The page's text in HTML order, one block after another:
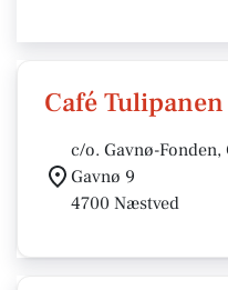
Café Tulipanen
c/o. Gavnø-
Gavnø 9
4700 Næstved